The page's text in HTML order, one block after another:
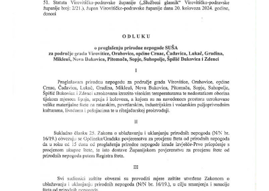
Čađavica